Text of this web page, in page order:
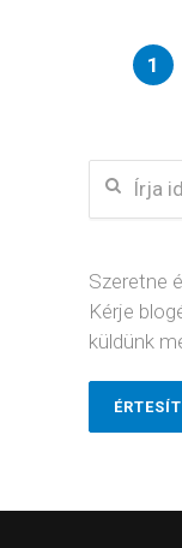
1
Szeretne
Kérje
küldünk